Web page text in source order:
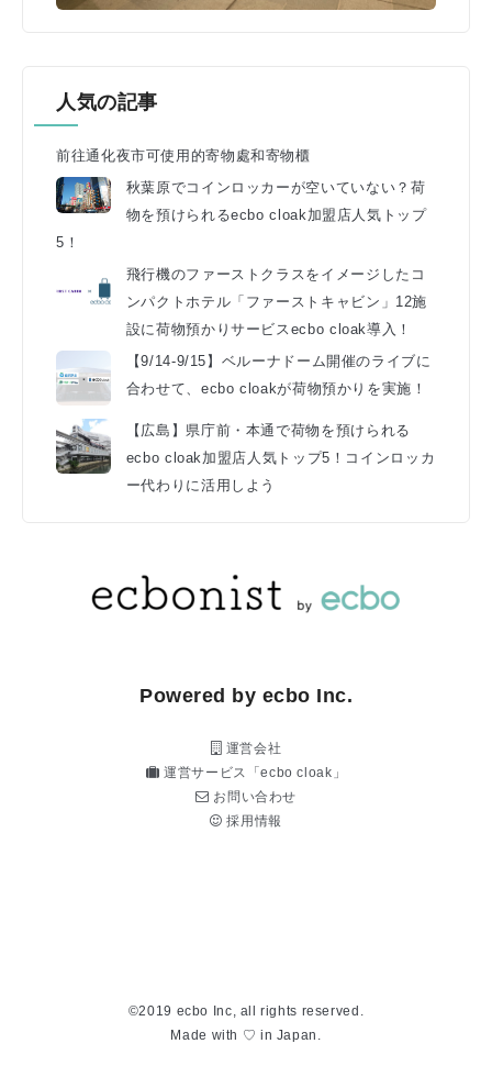
人気の記事
前往通化夜市可使用的寄物處和寄物櫃
秋葉原でコインロッカーが空いていない？荷
物を預けられるecbo cloak加盟店人気トップ
5！
飛行機のファーストクラスをイメージしたコ
ンパクトホテル「ファーストキャビン」12施
設に荷物預かりサービスecbo cloak導入！
【9/14-9/15】ベルーナドーム開催のライブに
合わせて、ecbo cloakが荷物預かりを実施！
【広島】県庁前・本通で荷物を預けられる
ecbo cloak加盟店人気トップ5！コインロッカ
ー代わりに活用しよう
Powered by ecbo Inc.
運営会社
運営サービス「ecbo cloak」
お問い合わせ
採用情報
©2019 ecbo Inc, all rights reserved.
Made with ♡ in Japan.